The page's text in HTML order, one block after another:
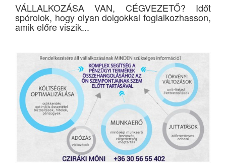
VÁLLALKOZÁSA VAN, CÉGVEZETŐ? Időt
spórolok, hogy olyan dolgokkal foglalkozhasson,
amik előre viszik...